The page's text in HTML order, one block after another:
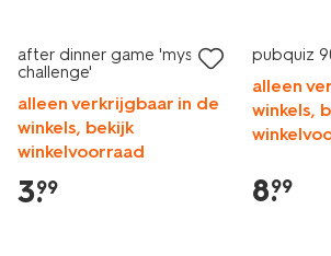
after dinner game 'mystery
challenge'
alleen verkrijgbaar in de
winkels, bekijk
winkelvoorraad
3.
99
pubquiz
alleen
winkels,
8.
99